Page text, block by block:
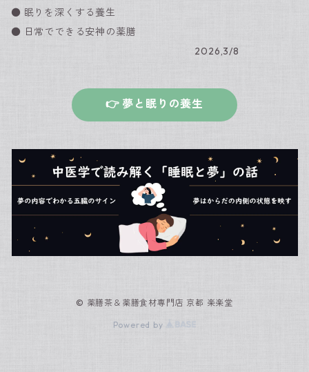
● 眠りを深くする養生
● 日常でできる安神の薬膳
2026,3/8
👉 夢と眠りの養生
© 薬膳茶＆薬膳食材専門店 京都 楽楽堂
Powered by